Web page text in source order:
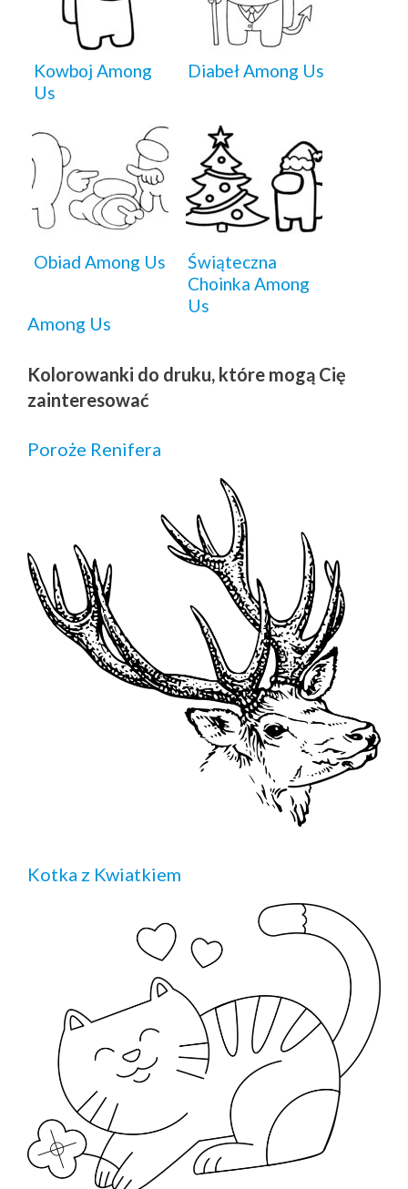
Kowboj Among
Us
Diabeł Among Us
Obiad Among Us
Świąteczna
Choinka Among
Us
Among Us
Kolorowanki do druku, które mogą Cię
zainteresować
Poroże Renifera
Kotka z Kwiatkiem